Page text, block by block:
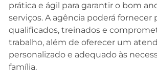
prática e ágil para garantir o bom
serviços. A agência poderá fornecer
qualificados, treinados e
trabalho, além de oferecer um
personalizado e adequado às
família.